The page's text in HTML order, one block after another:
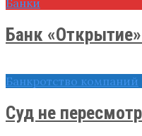
Банк
Банкротство компаний
Суд не